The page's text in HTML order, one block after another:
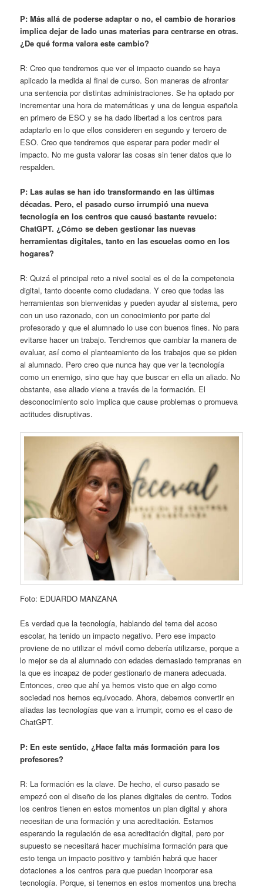
P: Más allá de poderse adaptar o no, el cambio de horarios
implica dejar de lado unas materias para centrarse en otras.
¿De qué forma valora este cambio?
R: Creo que tendremos que ver el impacto cuando se haya
aplicado la medida al final de curso. Son maneras de afrontar
una sentencia por distintas administraciones. Se ha optado por
incrementar una hora de matemáticas y una de lengua española
en primero de ESO y se ha dado libertad a los centros para
adaptarlo en lo que ellos consideren en segundo y tercero de
ESO. Creo que tendremos que esperar para poder medir el
impacto. No me gusta valorar las cosas sin tener datos que lo
respalden.
P: Las aulas se han ido transformando en las últimas
décadas. Pero, el pasado curso irrumpió una nueva
tecnología en los centros que causó bastante revuelo:
ChatGPT. ¿Cómo se deben gestionar las nuevas
herramientas digitales, tanto en las escuelas como en los
hogares?
R: Quizá el principal reto a nivel social es el de la competencia
digital, tanto docente como ciudadana. Y creo que todas las
herramientas son bienvenidas y pueden ayudar al sistema, pero
con un uso razonado, con un conocimiento por parte del
profesorado y que el alumnado lo use con buenos fines. No para
evitarse hacer un trabajo. Tendremos que cambiar la manera de
evaluar, así como el planteamiento de los trabajos que se piden
al alumnado. Pero creo que nunca hay que ver la tecnología
como un enemigo, sino que hay que buscar en ella un aliado. No
obstante, ese aliado viene a través de la formación. El
desconocimiento solo implica que cause problemas o promueva
actitudes disruptivas.
Foto: EDUARDO MANZANA
Es verdad que la tecnología, hablando del tema del acoso
escolar, ha tenido un impacto negativo. Pero ese impacto
proviene de no utilizar el móvil como debería utilizarse, porque a
lo mejor se da al alumnado con edades demasiado tempranas en
la que es incapaz de poder gestionarlo de manera adecuada.
Entonces, creo que ahí ya hemos visto que en algo como
sociedad nos hemos equivocado. Ahora, debemos convertir en
aliadas las tecnologías que van a irrumpir, como es el caso de
ChatGPT.
P: En este sentido, ¿Hace falta más formación para los
profesores?
R: La formación es la clave. De hecho, el curso pasado se
empezó con el diseño de los planes digitales de centro. Todos
los centros tienen en estos momentos un plan digital y ahora
necesitan de una formación y una acreditación. Estamos
esperando la regulación de esa acreditación digital, pero por
supuesto se necesitará hacer muchísima formación para que
esto tenga un impacto positivo y también habrá que hacer
dotaciones a los centros para que puedan incorporar esa
tecnología. Porque, si tenemos en estos momentos una brecha